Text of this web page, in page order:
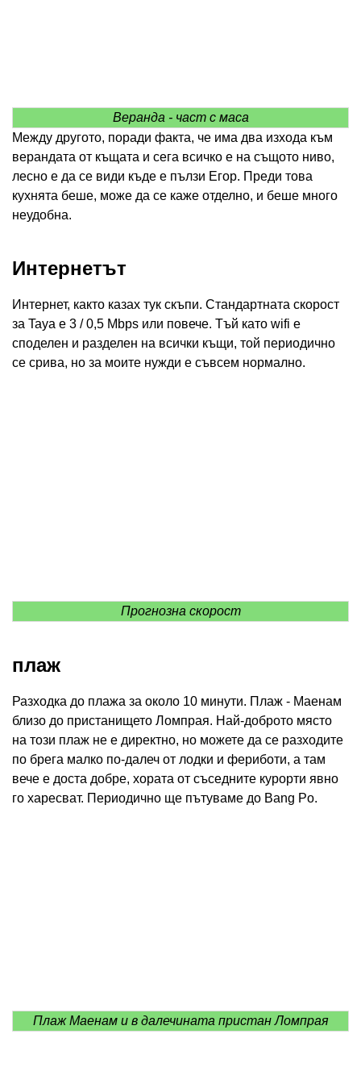
Веранда - част с маса
Между другото, поради факта, че има два изхода към
верандата от къщата и сега всичко е на същото ниво,
лесно е да се види къде е пълзи Егор. Преди това
кухнята беше, може да се каже отделно, и беше много
неудобна.
Интернетът
Интернет, както казах тук скъпи. Стандартната скорост
за Taya е 3 / 0,5 Mbps или повече. Тъй като wifi е
споделен и разделен на всички къщи, той периодично
се срива, но за моите нужди е съвсем нормално.
Прогнозна скорост
плаж
Разходка до плажа за около 10 минути. Плаж - Маенам
близо до пристанището Ломпрая. Най-доброто място
на този плаж не е директно, но можете да се разходите
по брега малко по-далеч от лодки и фериботи, а там
вече е доста добре, хората от съседните курорти явно
го харесват. Периодично ще пътуваме до Bang Po.
Плаж Маенам и в далечината пристан Ломпрая